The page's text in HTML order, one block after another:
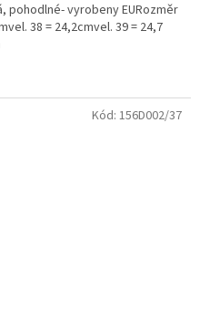
pohodlné- vyrobeny EURozměr
38 = 24,2cmvel. 39 = 24,7
Kód: 156D002/37